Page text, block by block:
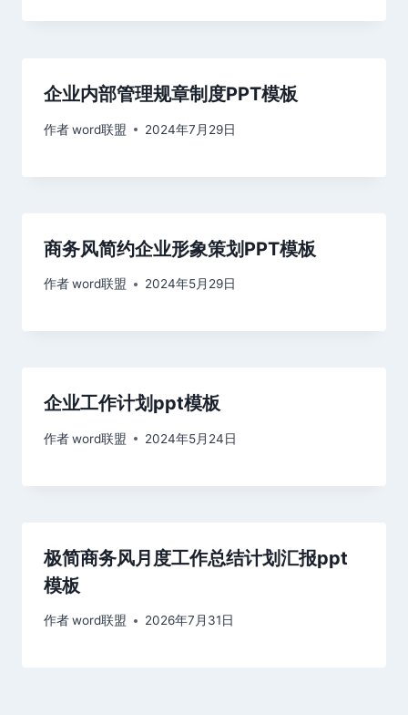
企业内部管理规章制度PPT模板
作者word联盟 2024年7月29日
商务风简约企业形象策划PPT模板
作者word联盟 2024年5月29日
企业工作计划ppt模板
作者word联盟 2024年5月24日
极简商务风月度工作总结计划汇报ppt
模板
作者word联盟 2026年7月31日